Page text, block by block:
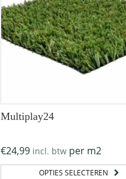
Multiplay24
€24,99 incl. btw per m2
OPTIES SELECTEREN